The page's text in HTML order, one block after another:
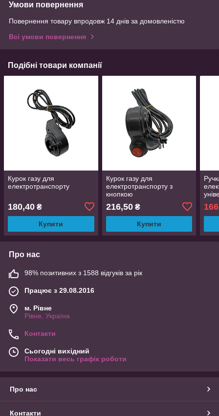
Умови повернення
Повернення товару впродовж 14 днів за домовленістю
Всі умови повернення
Подібні товари компанії
Курок газу для
електротранспорту
180,40 ₴
Купити
Курок газу для
електротранспорту з
кнопкою
216,50₴
Купити
166
Про нас
98% позитивних з 1588 відгуків за рік
Працює з 29.08.2016
м. Рівне
Рівне, Україна
Контакти
Сьогодні вихідний
Показати весь графік роботи
Про нас
Контакти